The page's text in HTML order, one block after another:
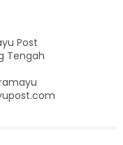
Post
Tengah